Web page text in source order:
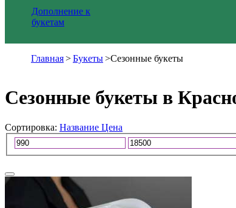
Дополнение к
букетам
Главная>Букеты>Сезонные букеты
Сезонные букеты в
Сортировка: Название Цена